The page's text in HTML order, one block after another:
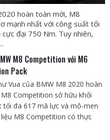
hoàn toàn mới, M8
mạnh nhất với công suất tối
đại 750 Nm. Tuy nhiên,
M8 Competition với M6
Pack
Vua của BMW M8 2020 hoàn
Competition sở hữu khối
đa 617 mã lực và mô-men
M8 Competition có thực